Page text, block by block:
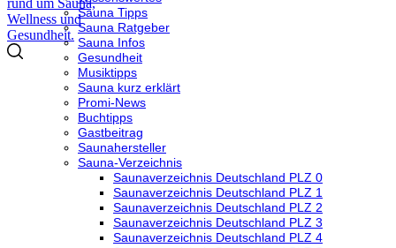
Sauna Tipps
Sauna Ratgeber
Sauna Infos
Gesundheit
Musiktipps
Sauna kurz erklärt
Promi-News
Buchtipps
Gastbeitrag
Saunahersteller
Sauna-Verzeichnis
Saunaverzeichnis Deutschland PLZ 0
Saunaverzeichnis Deutschland PLZ 1
Saunaverzeichnis Deutschland PLZ 2
Saunaverzeichnis Deutschland PLZ 3
Saunaverzeichnis Deutschland PLZ 4